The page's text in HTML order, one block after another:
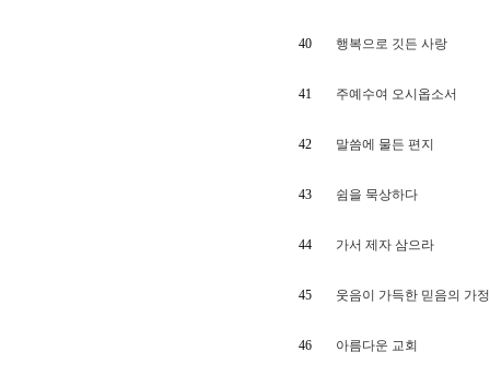
40 행복으로 깃든 사랑
41 주예수여 오시옵소서
42 말씀에 물든 편지
43 쉼을 묵상하다
44 가서 제자 삼으라
45 웃음이 가득한 믿음의 가정
46 아름다운 교회